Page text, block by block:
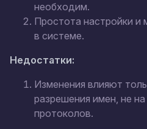
необходим.
Простота настройки и
в системе.
Недостатки:
Изменения влияют
разрешения имен, не
протоколов.